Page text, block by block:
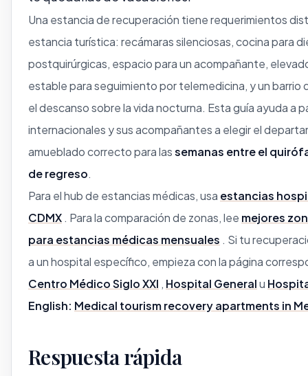
Una estancia de recuperación tiene requerimientos
estancia turística: recámaras silenciosas, cocina para
postquirúrgicas, espacio para un acompañante,
estable para seguimiento por telemedicina, y un barrio
el descanso sobre la vida nocturna. Esta guía ayuda a
internacionales y sus acompañantes a elegir el
amueblado correcto para lassemanas entre el
de regreso.
Para el hub de estancias médicas, usa estancias
CDMX . Para la comparación de zonas, lee mejores
para estancias médicas mensuales . Si tu
a un hospital específico, empieza con la página
Centro Médico Siglo XXI , Hospital Generalu
English: Medical tourism recovery apartments in
Respuesta rápida